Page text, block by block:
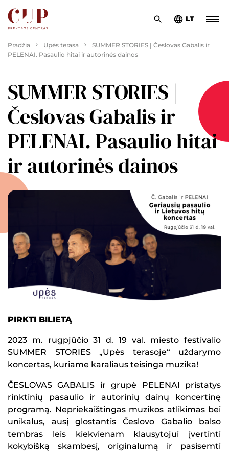
LT
Pradžia Upės terasa
SUMMER STORIES | Česlovas Gabalis ir
PELENAI. Pasaulio hitai ir autorinės dainos
SUMMER STORIES |
Česlovas Gabalis ir
PELENAI. Pasaulio hitai
ir autorinės dainos
PIRKTI BILIETĄ
2023 m. rugpjūčio 31 d. 19 val. miesto festivalio
SUMMER STORIES „Upės terasoje“ uždarymo
koncertas, kuriame karaliaus teisinga muzika!
ČESLOVAS GABALIS ir grupė PELENAI pristatys
rinktinių pasaulio ir autorinių dainų koncertinę
programą. Nepriekaištingas muzikos atlikimas bei
unikalus, ausį glostantis Česlovo Gabalio balso
tembras leis kiekvienam klausytojui įvertinti
kokybišką skambesį, originalumą ir pasisemti